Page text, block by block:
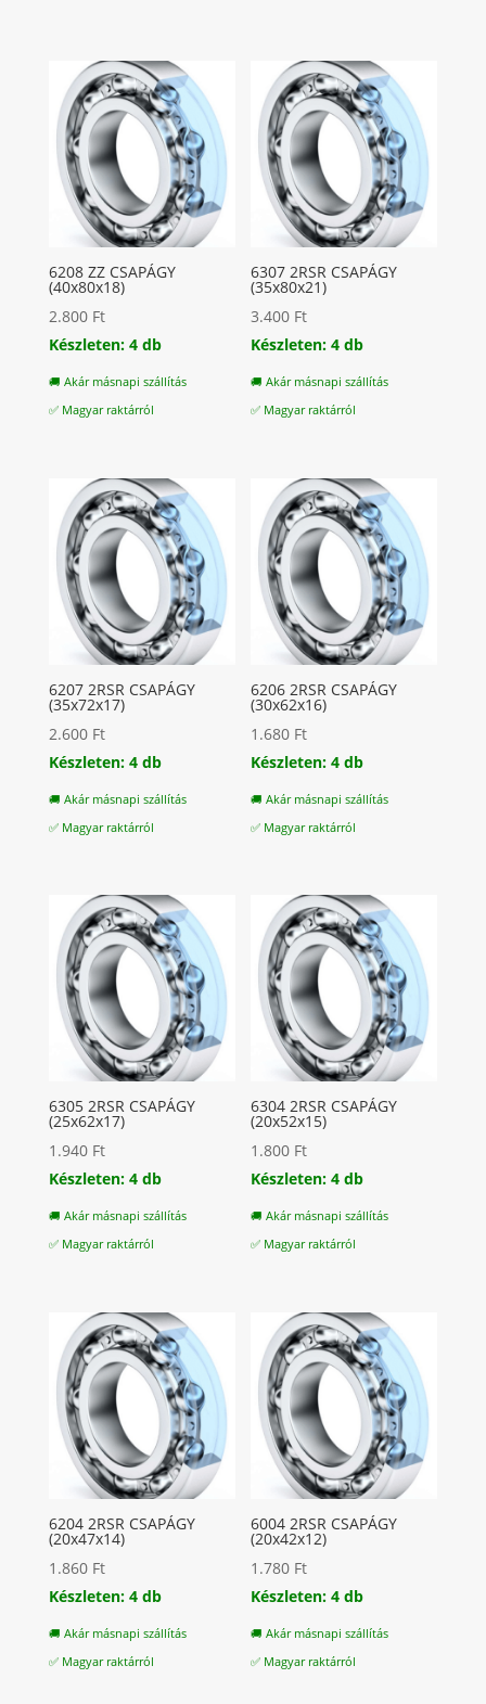
6208 ZZ CSAPÁGY
(40x80x18)
2.800 Ft
Készleten: 4 db
🚚 Akár másnapi szállítás
✅ Magyar raktárról
6307 2RSR CSAPÁGY
(35x80x21)
3.400 Ft
Készleten: 4 db
🚚 Akár másnapi szállítás
✅ Magyar raktárról
6207 2RSR CSAPÁGY
(35x72x17)
2.600 Ft
Készleten: 4 db
🚚 Akár másnapi szállítás
✅ Magyar raktárról
6206 2RSR CSAPÁGY
(30x62x16)
1.680 Ft
Készleten: 4 db
🚚 Akár másnapi szállítás
✅ Magyar raktárról
6305 2RSR CSAPÁGY
(25x62x17)
1.940 Ft
Készleten: 4 db
🚚 Akár másnapi szállítás
✅ Magyar raktárról
6304 2RSR CSAPÁGY
(20x52x15)
1.800 Ft
Készleten: 4 db
🚚 Akár másnapi szállítás
✅ Magyar raktárról
6204 2RSR CSAPÁGY
(20x47x14)
1.860 Ft
Készleten: 4 db
🚚 Akár másnapi szállítás
✅ Magyar raktárról
6004 2RSR CSAPÁGY
(20x42x12)
1.780 Ft
Készleten: 4 db
🚚 Akár másnapi szállítás
✅ Magyar raktárról